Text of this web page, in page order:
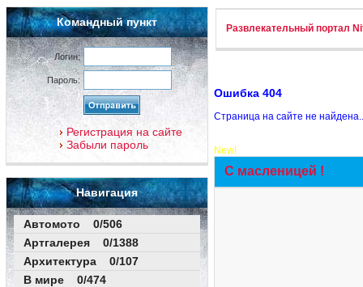
Командный пункт
Логин:
Пароль:
Регистрация на сайте
Забыли пароль
Навигация
Автомото 0/506
Артгалерея 0/1388
Архитектура 0/107
В мире 0/474
Развлекательный портал
Ошибка 404
Страница на сайте не
New!
С масленицей !